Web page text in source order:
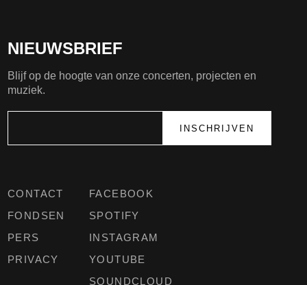
CONTACT
FONDSEN
PERS
PRIVACY
FACEBOOK
SPOTIFY
INSTAGRAM
YOUTUBE
SOUNDCLOUD
NIEUWSBRIEF
Blijf op de hoogte van onze concerten, projecten en
muziek.